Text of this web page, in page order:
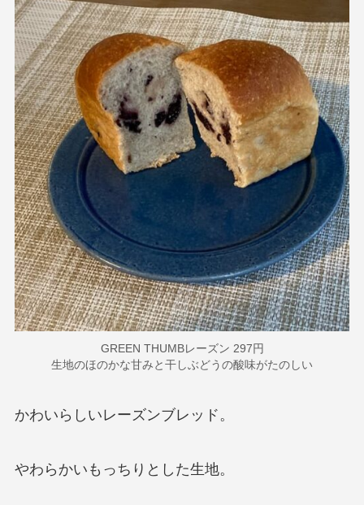
GREEN THUMBレーズン 297円
生地のほのかな甘みと干しぶどうの酸味がたのしい
かわいらしいレーズンブレッド。
やわらかいもっちりとした生地。